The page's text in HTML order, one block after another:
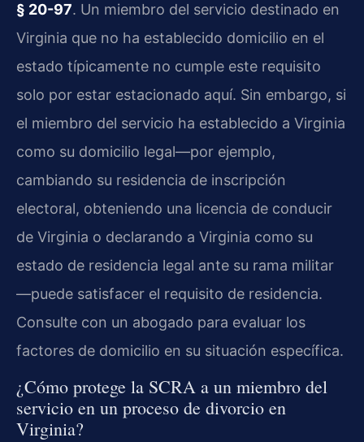
§ 20-97. Un miembro del servicio destinado en
Virginia que no ha establecido domicilio en el
estado típicamente no cumple este requisito
solo por estar estacionado aquí. Sin embargo, si
el miembro del servicio ha establecido a Virginia
como su domicilio legal—por ejemplo,
cambiando su residencia de inscripción
electoral, obteniendo una licencia de conducir
de Virginia o declarando a Virginia como su
estado de residencia legal ante su rama militar
—puede satisfacer el requisito de residencia.
Consulte con un abogado para evaluar los
factores de domicilio en su situación específica.
¿Cómo protege la SCRA a un miembro del
servicio en un proceso de divorcio en
Virginia?